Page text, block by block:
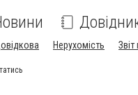
Нерухомість